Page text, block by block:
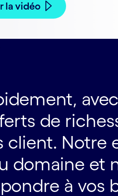
la vidéo
de
client. Notre
domaine et
à vos